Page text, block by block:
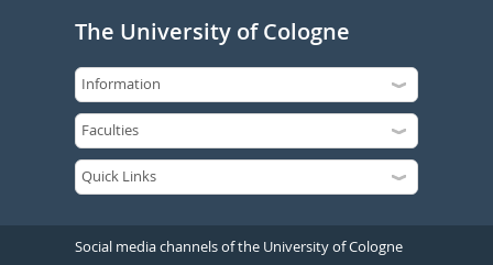
The University of Cologne
Social media channels of the University of Cologne